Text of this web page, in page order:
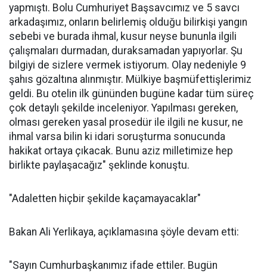
yapmıştı. Bolu Cumhuriyet Başsavcımız ve 5 savcı
arkadaşımız, onların belirlemiş olduğu bilirkişi yangın
sebebi ve burada ihmal, kusur neyse bununla ilgili
çalışmaları durmadan, duraksamadan yapıyorlar. Şu
bilgiyi de sizlere vermek istiyorum. Olay nedeniyle 9
şahıs gözaltına alınmıştır. Mülkiye başmüfettişlerimiz
geldi. Bu otelin ilk gününden bugüne kadar tüm süreç
çok detaylı şekilde inceleniyor. Yapılması gereken,
olması gereken yasal prosedür ile ilgili ne kusur, ne
ihmal varsa bilin ki idari soruşturma sonucunda
hakikat ortaya çıkacak. Bunu aziz milletimize hep
birlikte paylaşacağız" şeklinde konuştu.
"Adaletten hiçbir şekilde kaçamayacaklar"
Bakan Ali Yerlikaya, açıklamasına şöyle devam etti:
"Sayın Cumhurbaşkanımız ifade ettiler. Bugün